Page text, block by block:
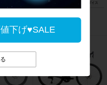
下げ♥SALE
ードバイク M
0サイズ 2×11速（サイクルパラダイス
福岡より配送）
214,500円